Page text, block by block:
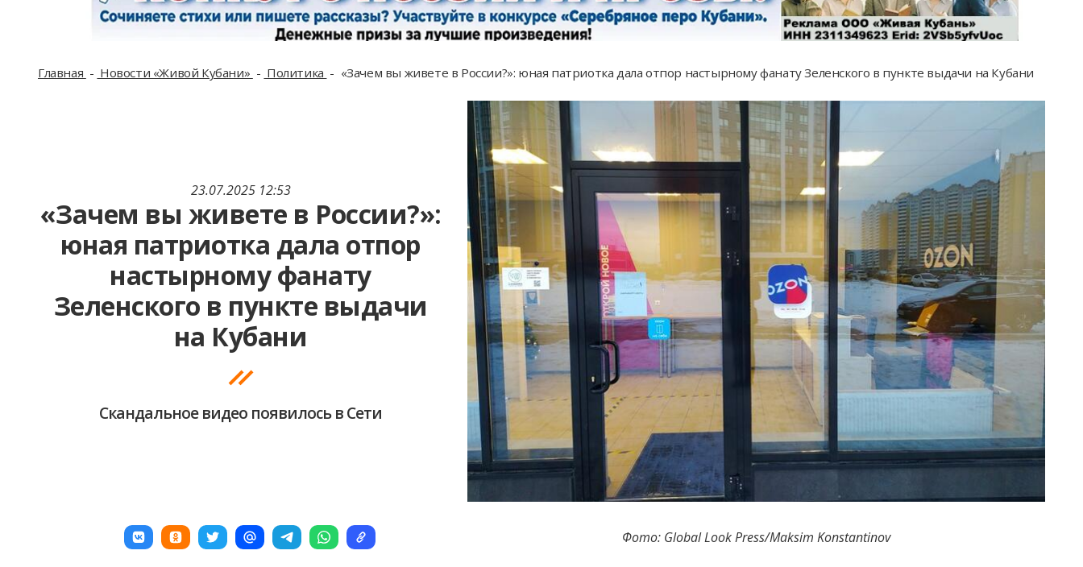
Главная Новости «Живой Кубани» Политика «Зачем вы живете в России?»: юная патриотка дала отпор настырному фанату Зеленского в пункте выдачи на Кубани
23.07.2025 12:53
«Зачем вы живете в России?»:
юная патриотка дала отпор
настырному фанату
Зеленского в пункте выдачи
на Кубани
Скандальное видео появилось в Сети
Фото: Global Look Press/Maksim Konstantinov